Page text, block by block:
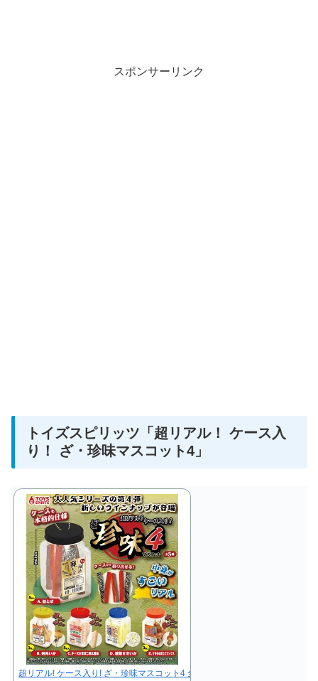
スポンサーリンク
トイズスピリッツ 「超リアル！ ケース入
り！ ざ・珍味マスコット4」
超リアル! ケース入り! ざ・珍味マスコット4 全5種セット 【2025年6月予約/コ